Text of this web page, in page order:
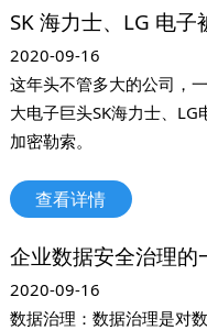
2020-09-16
这年头不管多大的公司，
大电子巨头SK海力士、
加密勒索。
查看详情
企业数据安全治理的
2020-09-16
数据治理：数据治理是对